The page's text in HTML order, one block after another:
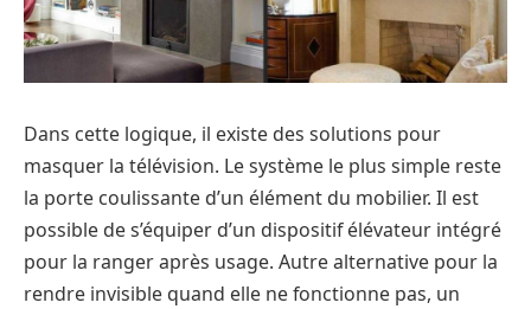
Dans cette logique, il existe des solutions pour
masquer la télévision. Le système le plus simple reste
la porte coulissante d’un élément du mobilier. Il est
possible de s’équiper d’un dispositif élévateur intégré
pour la ranger après usage. Autre alternative pour la
rendre invisible quand elle ne fonctionne pas, un